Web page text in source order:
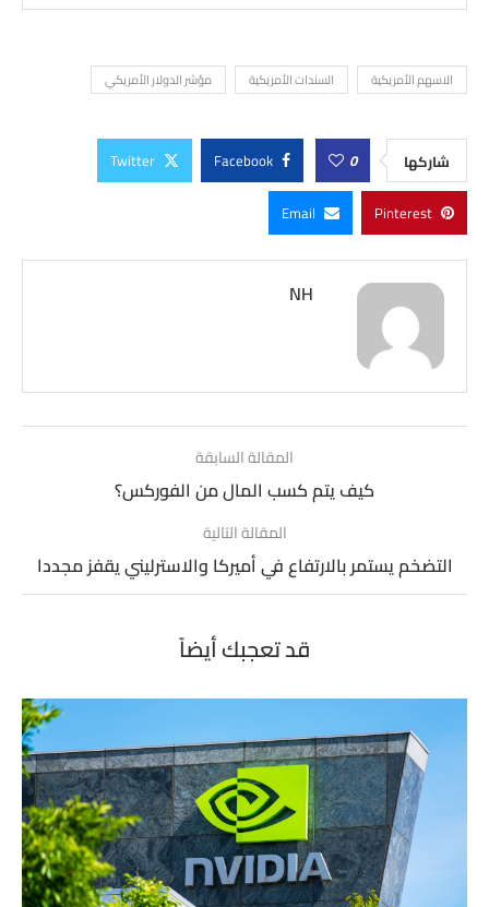
الاسهم الأمريكية السندات الأمريكية مؤشر الدولار الأمريكي
شاركها 0
Facebook
Twitter
Pinterest
Email
NH
المقالة السابقة
كيف يتم كسب المال من الفوركس؟
المقالة التالية
التضخم يستمر بالارتفاع في أميركا والاسترليني يقفز مجددا
قد تعجبك أيضاً